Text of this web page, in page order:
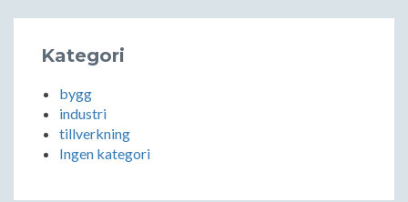
Kategori
bygg
industri
tillverkning
Ingen kategori